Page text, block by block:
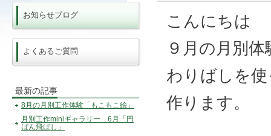
こんにちは
９月の月別
わりばしを
作ります。
お知らせブログ
よくあるご質問
最新の記事
8月の月別工作体験「もこもこ絵」
月別工作miniギャラリー 6月「円
ばん飛ばし」